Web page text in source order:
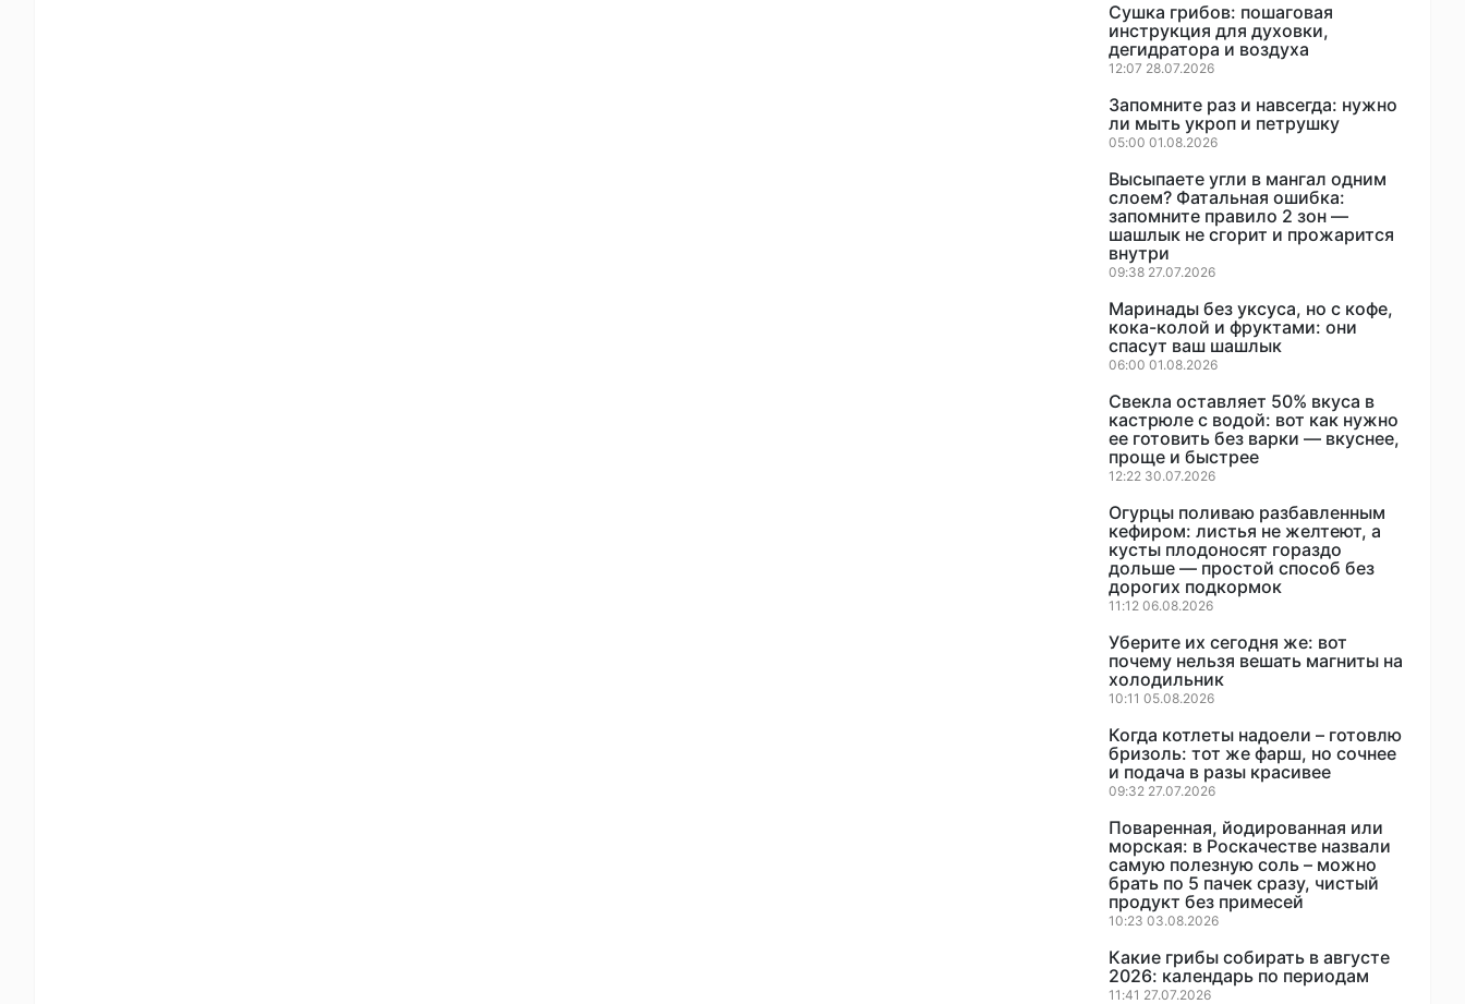
Сушка грибов: пошаговая
инструкция для духовки,
дегидратора и воздуха
12:07 28.07.2026
Запомните раз и навсегда: нужно
ли мыть укроп и петрушку
05:00 01.08.2026
Высыпаете угли в мангал одним
слоем? Фатальная ошибка:
запомните правило 2 зон —
шашлык не сгорит и прожарится
внутри
09:38 27.07.2026
Маринады без уксуса, но с кофе,
кока-колой и фруктами: они
спасут ваш шашлык
06:00 01.08.2026
Свекла оставляет 50% вкуса в
кастрюле с водой: вот как нужно
ее готовить без варки — вкуснее,
проще и быстрее
12:22 30.07.2026
Огурцы поливаю разбавленным
кефиром: листья не желтеют, а
кусты плодоносят гораздо
дольше — простой способ без
дорогих подкормок
11:12 06.08.2026
Уберите их сегодня же: вот
почему нельзя вешать магниты на
холодильник
10:11 05.08.2026
Когда котлеты надоели – готовлю
бризоль: тот же фарш, но сочнее
и подача в разы красивее
09:32 27.07.2026
Поваренная, йодированная или
морская: в Роскачестве назвали
самую полезную соль – можно
брать по 5 пачек сразу, чистый
продукт без примесей
10:23 03.08.2026
Какие грибы собирать в августе
2026: календарь по периодам
11:41 27.07.2026